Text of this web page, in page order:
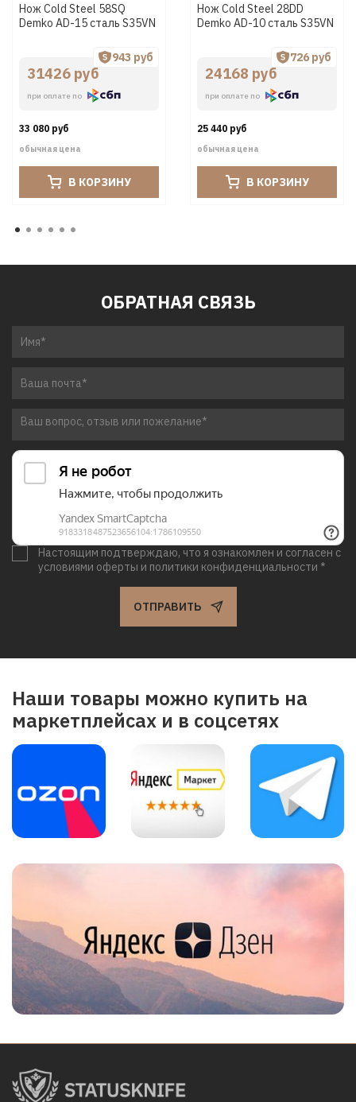
Нож Cold Steel 58SQ
Demko AD-15 сталь S35VN
31426 руб
при оплате по
943 руб
33 080 руб
обычная цена
В КОРЗИНУ
Нож Cold Steel 28DD
Demko AD-10 сталь S35VN
24168 руб
при оплате по
726 руб
25 440 руб
обычная цена
В КОРЗИНУ
ОБРАТНАЯ СВЯЗЬ
Настоящим подтверждаю, что я ознакомлен и согласен с
условиями оферты и политики конфиденциальности *
ОТПРАВИТЬ
Наши товары можно купить на
маркетплейсах и в соцсетях